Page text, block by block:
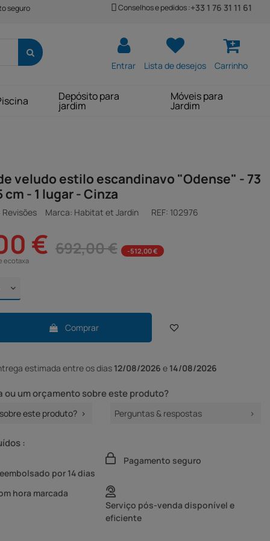
seguro Conselhos e pedidos :+33 1 76 31 11 61
Entrar Lista de desejos Carrinho
Depósito para
jardim
Móveis para
Jardim
veludo estilo escandinavo "Odense" - 73
cm - 1 lugar - Cinza
Revisões Marca: Habitat et Jardin REF: 102976
€ 692,00 €
-512,00 €
ecotaxa
Comprar
estimada entre os dias 12/08/2026 e 14/08/2026
ou um orçamento sobre este produto?
este produto? Perguntas & respostas
:
por 14 dias
Pagamento seguro
hora marcada
Serviço pós-venda disponível e
eficiente